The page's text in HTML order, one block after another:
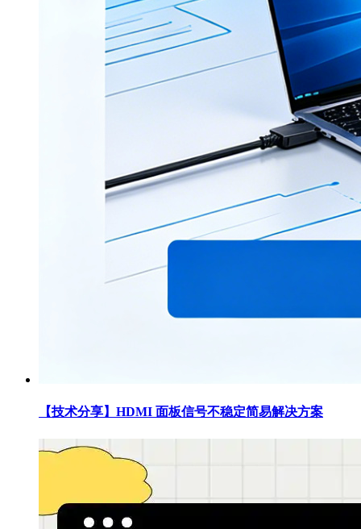
【技术分享】HDMI 面板信号不稳定简易解决方案